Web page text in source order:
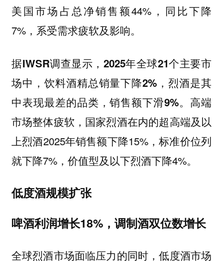
美国市场占总净销售额44%，同比下降
7%，系受需求疲软及影响。
据IWSR调查显示，2025年全球21个主要市
场中，饮料酒精总销量下降2%，烈酒是其
中表现最差的品类，销售额下滑9%。 高端
市场整体疲软，国家烈酒在内的超高端及以
上烈酒2025年销售额下降15%，标准价位列
就下降7%，价值型及以下烈酒下降4%。
低度酒规模扩张
啤酒利润增长18%，调制酒双位数增长
全球烈酒市场面临压力的同时，低度酒市场